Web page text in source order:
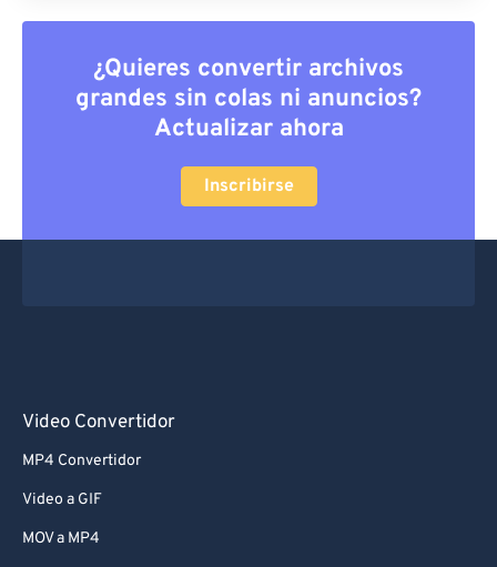
¿Quieres convertir archivos
grandes sin colas ni anuncios?
Actualizar ahora
Inscribirse
Video Convertidor
MP4 Convertidor
Video a GIF
MOV a MP4